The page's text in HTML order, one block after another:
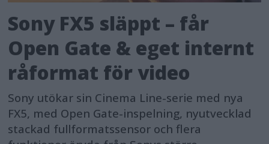
Sony FX5 släppt – får
Open Gate & eget internt
råformat för video
Sony utökar sin Cinema Line-serie med nya
FX5, med Open Gate-inspelning, nyutvecklad
stackad fullformatssensor och flera